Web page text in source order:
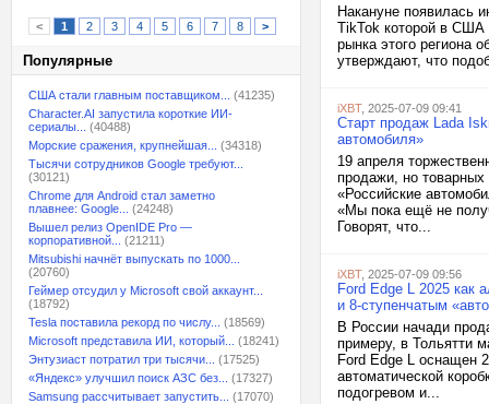
< 1 2 3 4 5 6 7 8 >
Популярные
США стали главным поставщиком...
(41235)
Character.AI запустила короткие ИИ-
сериалы...
(40488)
Морские сражения, крупнейшая...
(34318)
Тысячи сотрудников Google требуют...
(30121)
Chrome для Android стал заметно
плавнее: Google...
(24248)
Вышел релиз OpenIDE Pro —
корпоративной...
(21211)
Mitsubishi начнёт выпускать по 1000...
(20760)
Геймер отсудил у Microsoft свой аккаунт...
(18792)
Tesla поставила рекорд по числу...
(18569)
Microsoft представила ИИ, который...
(18241)
Энтузиаст потратил три тысячи...
(17525)
«Яндекс» улучшил поиск АЗС без...
(17327)
Samsung рассчитывает запустить...
(17070)
Накануне появилась
TikTok которой в США
рынка этого региона
утверждают, что
iXBT, 2025-07-09 09:41
Старт продаж Lada
автомобиля»
19 апреля
продажи, но
«Российские
«Мы пока ещё не
Говорят, что...
iXBT, 2025-07-09 09:56
Ford Edge L 2025 как
и 8-ступенчатым
В России начади
примеру, в Тольятти
Ford Edge L оснащен
автоматической
подогревом и...